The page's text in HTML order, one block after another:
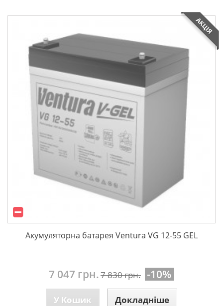
АКЦІЯ
Акумуляторна батарея Ventura VG 12-55 GEL
7 047 грн.7 830 грн. -10%
У Кошик Докладніше